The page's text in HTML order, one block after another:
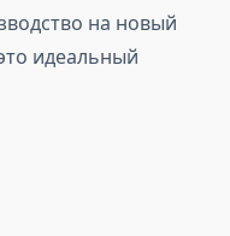
на новый
идеальный